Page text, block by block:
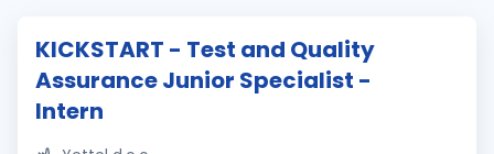
KICKSTART - Test and Quality
Assurance Junior Specialist -
Intern